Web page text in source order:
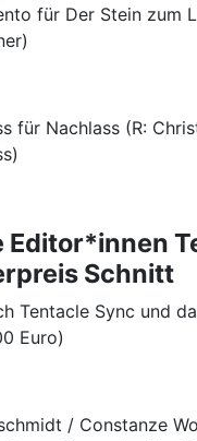
für Der Stein zum
für Nachlass (R:
Editor*innen
Schnitt
Tentacle Sync und
Euro)
/ Constanze